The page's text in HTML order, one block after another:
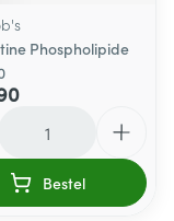
Phospholipide
Bestel